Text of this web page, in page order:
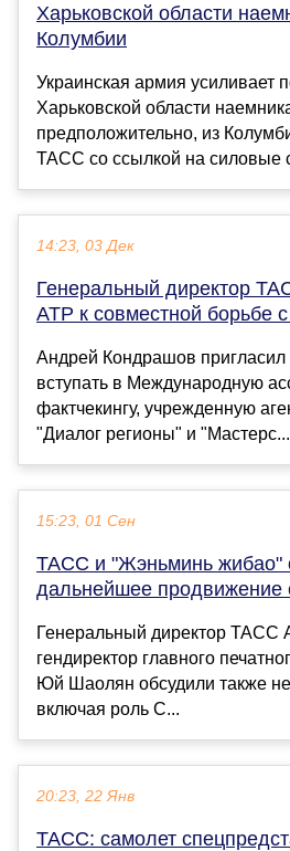
Харьковской области
Колумбии
Украинская армия усиливает
Харьковской области
предположительно, из
ТАСС со ссылкой на силовые
14:23, 03 Дек
Генеральный директор
АТР к совместной борьбе
Андрей Кондрашов пригласил
вступать в Международную
фактчекингу, учрежденную
"Диалог регионы" и "Мастерс...
15:23, 01 Сен
ТАСС и "Жэньминь жибао"
дальнейшее продвижение
Генеральный директор ТАСС
гендиректор главного
Юй Шаолян обсудили также
включая роль С...
20:23, 22 Янв
ТАСС: самолет